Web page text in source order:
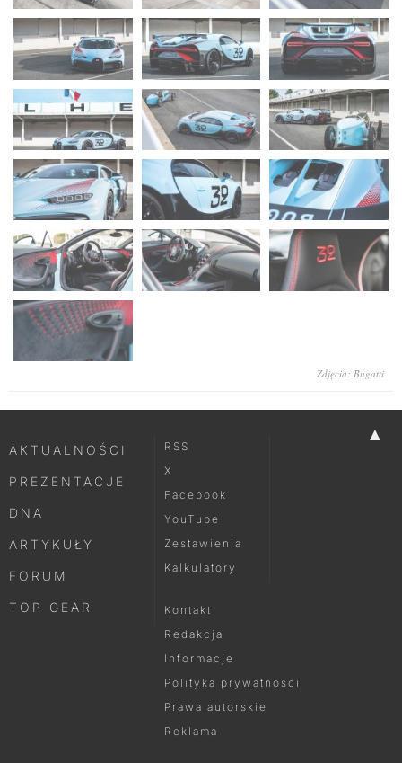
Zdjęcia: Bugatti
▲
AKTUALNOŚCI
PREZENTACJE
DNA
ARTYKUŁY
FORUM
TOP GEAR
RSS
X
Facebook
YouTube
Zestawienia
Kalkulatory
Kontakt
Redakcja
Informacje
Polityka prywatności
Prawa autorskie
Reklama